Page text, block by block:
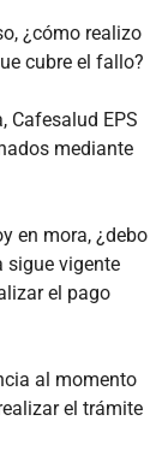
¿cómo realizo
cubre el fallo?
Cafesalud EPS
mediante
en mora, ¿debo
sigue vigente
el pago
al momento
el trámite